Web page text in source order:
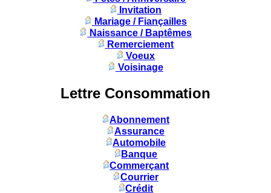
Invitation
Mariage / Fiançailles
Naissance / Baptêmes
Remerciement
Voeux
Voisinage
Lettre Consommation
Abonnement
Assurance
Automobile
Banque
Commerçant
Courrier
Crédit